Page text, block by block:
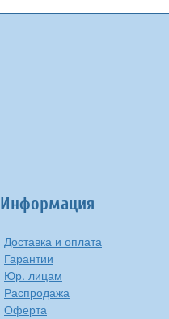
Информация
Доставка и оплата
Гарантии
Юр. лицам
Распродажа
Оферта